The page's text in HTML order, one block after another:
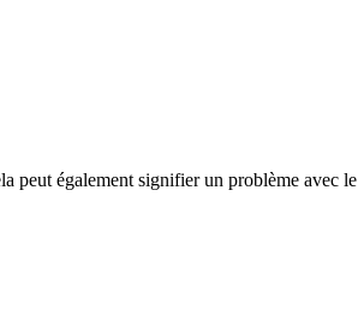
peut également signifier un problème avec le